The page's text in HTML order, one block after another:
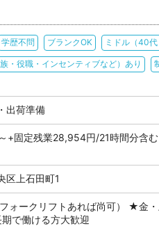
学歴不問 ブランクOK ミドル（40
・役職・インセンティブなど）あり
出荷準備
+固定残業28,954円/21時間分含
区上石田町1
ークリフトあれば尚可） ★金・
で働ける方大歓迎